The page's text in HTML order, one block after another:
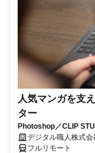
人気マンガを支
ター
Photoshop／CLIP
デジタル職人株式会
フルリモート